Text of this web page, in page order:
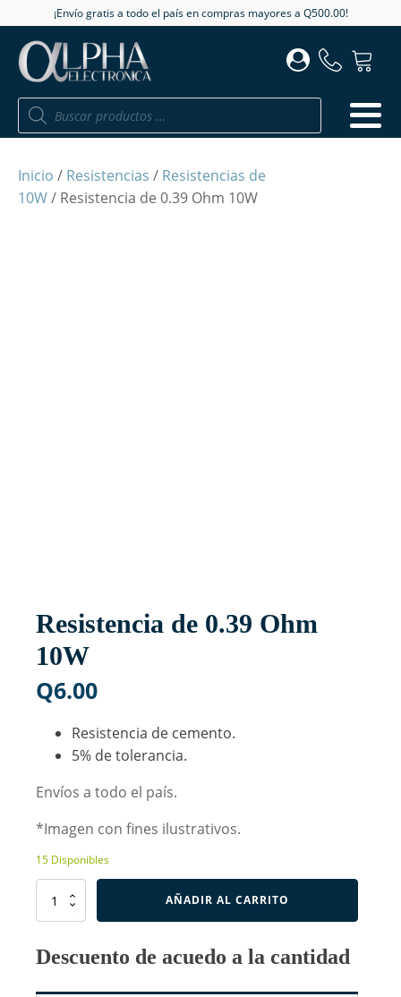
¡Envío gratis a todo el país en compras mayores a Q500.00!
Búsqueda
productos
Inicio / Resistencias / Resistencias de
10W/ Resistencia de 0.39 Ohm 10W
Resistencia de 0.39 Ohm
10W
Q6.00
Resistencia de cemento.
5% de tolerancia.
Envíos a todo el país.
*Imagen con fines ilustrativos.
15 Disponibles
Resistencia
10W
AÑADIR AL CARRITO
Descuento de acuedo a la cantidad